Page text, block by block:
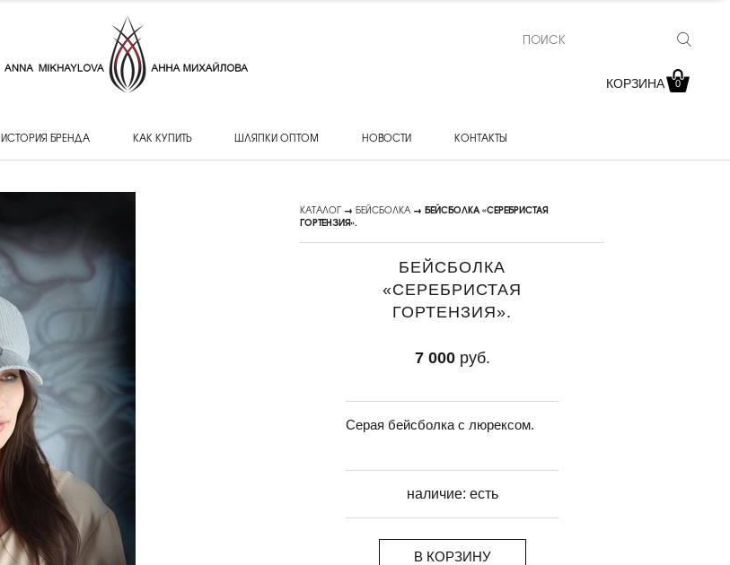
КОРЗИНА 0
ИСТОРИЯ БРЕНДА КАК КУПИТЬ ШЛЯПКИ ОПТОМ НОВОСТИ КОНТАКТЫ
КАТАЛОГ →БЕЙСБОЛКА → БЕЙСБОЛКА «СЕРЕБРИСТАЯ
ГОРТЕНЗИЯ».
БЕЙСБОЛКА
«СЕРЕБРИСТАЯ
ГОРТЕНЗИЯ».
Серая бейсболка с люрексом.
наличие: есть
7 000руб.
В КОРЗИНУ